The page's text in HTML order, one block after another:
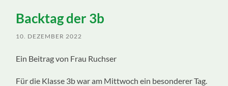
Backtag der 3b
10. DEZEMBER 2022
Ein Beitrag von Frau Ruchser
Für die Klasse 3b war am Mittwoch ein besonderer Tag.